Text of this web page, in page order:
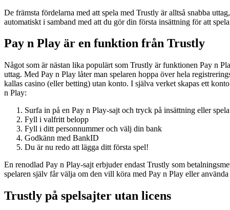
De främsta fördelarna med att spela med Trustly är alltså snabba
automatiskt i samband med att du gör din första insättning för att
Pay n Play är en funktion från Trustly
Något som är nästan lika populärt som Trustly är funktionen Pay n
uttag. Med Pay n Play låter man spelaren hoppa över hela
kallas casino (eller betting) utan konto. I själva verket skapas ett
n Play:
Surfa in på en Pay n Play-sajt och tryck på insättning eller
Fyll i valfritt belopp
Fyll i ditt personnummer och välj din bank
Godkänn med BankID
Du är nu redo att lägga ditt första spel!
En renodlad Pay n Play-sajt erbjuder endast Trustly som
spelaren själv får välja om den vill köra med Pay n Play eller
Trustly på spelsajter utan licens